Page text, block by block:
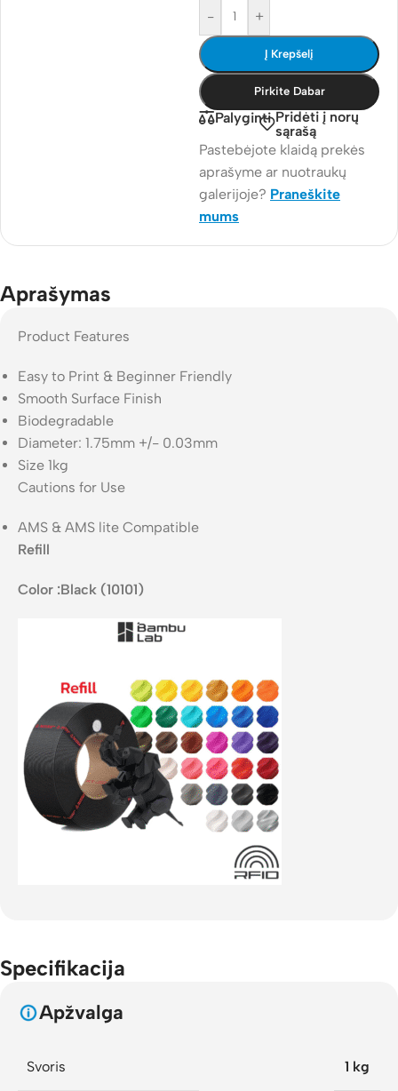
- +
Į Krepšelį
Pirkite Dabar
Palyginti Pridėti į norų
sąrašą
Pastebėjote klaidą prekės
aprašyme ar nuotraukų
galerijoje? Praneškite
mums
Aprašymas
Product Features
Easy to Print & Beginner Friendly
Smooth Surface Finish
Biodegradable
Diameter: 1.75mm +/- 0.03mm
Size 1kg
Cautions for Use
AMS & AMS lite Compatible
Refill
Color :Black (10101)
Specifikacija
Apžvalga
Svoris 1 kg